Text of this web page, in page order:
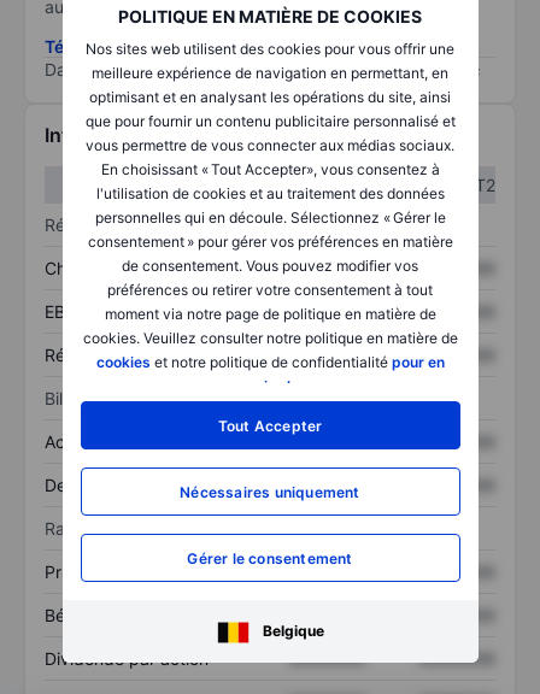
POLITIQUE EN MATIÈRE DE COOKIES
Nos sites web utilisent des cookies pour vous offrir une
meilleure expérience de navigation en permettant, en
optimisant et en analysant les opérations du site, ainsi
que pour fournir un contenu publicitaire personnalisé et
vous permettre de vous connecter aux médias sociaux.
En choisissant « Tout Accepter», vous consentez à
l'utilisation de cookies et au traitement des données
personnelles qui en découle. Sélectionnez « Gérer le
consentement » pour gérer vos préférences en matière
de consentement. Vous pouvez modifier vos
préférences ou retirer votre consentement à tout
moment via notre page de politique en matière de
cookies. Veuillez consulter notre politique en matière de
cookies et notre politique de confidentialité pour en
savoir plus
Tout Accepter
Nécessaires uniquement
Gérer le consentement
Belgique
au risque le plus élevé).
Télécharger la méthodologie ESG (en anglais)
Data provided by
/
Informations financières
T1
T2
Résultats
Chiffre d’affaires XXXXXXX
EBITDA XXXXXXX XXXXXXX
Résultat net XXXXXXX XXXXXXX
Bilan
Actif total XXXXXXX XXXXXXX
Dette totale XXXXXXX
Ratios
Prix / ventes XXXXXXX
Bénéfice par action
Dividende par action XXXXXXX XXXXXXX